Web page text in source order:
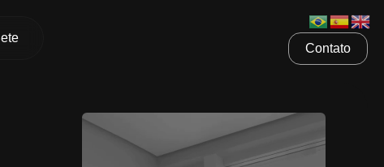
Contato